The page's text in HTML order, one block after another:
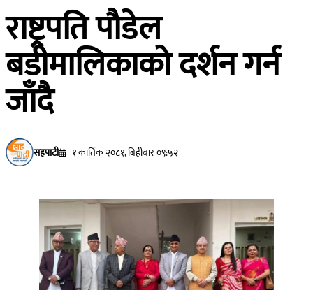
राष्ट्रपति पाैडेल
बडीमालिकाकाे दर्शन गर्न
जाँदै
सहपाटी १ कार्तिक २०८१, बिहीबार ०९:५२